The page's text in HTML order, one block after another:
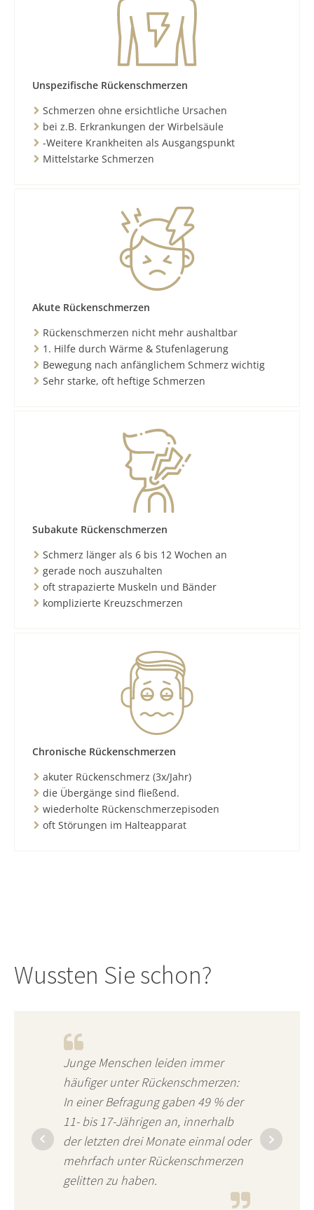
Unspezifische Rückenschmerzen
Schmerzen ohne ersichtliche Ursachen
bei z.B. Erkrankungen der Wirbelsäule
-Weitere Krankheiten als Ausgangspunkt
Mittelstarke Schmerzen
Akute Rückenschmerzen
Rückenschmerzen nicht mehr aushaltbar
1. Hilfe durch Wärme & Stufenlagerung
Bewegung nach anfänglichem Schmerz wichtig
Sehr starke, oft heftige Schmerzen
Subakute Rückenschmerzen
Schmerz länger als 6 bis 12 Wochen an
gerade noch auszuhalten
oft strapazierte Muskeln und Bänder
komplizierte Kreuzschmerzen
Chronische Rückenschmerzen
akuter Rückenschmerz (3x/Jahr)
die Übergänge sind fließend.
wiederholte Rückenschmerzepisoden
oft Störungen im Halteapparat
Wussten Sie schon?
Junge Menschen leiden immer
häufiger unter Rückenschmerzen:
In einer Befragung gaben 49 % der
11- bis 17-Jährigen an, innerhalb
der letzten drei Monate einmal oder
mehrfach unter Rückenschmerzen
gelitten zu haben.